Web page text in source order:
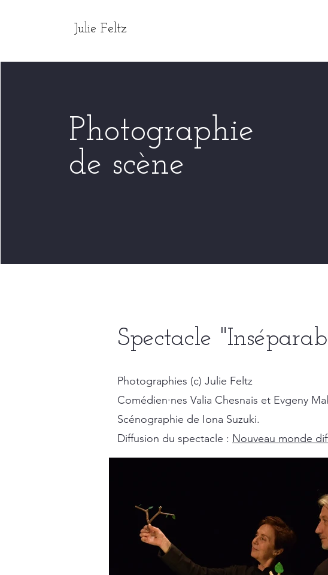
Julie Feltz
Photographie
de scène
Spectacle
Photographies (c) Julie Feltz
Comédien·nes Valia Chesnais et Evgeny
Scénographie de Iona Suzuki.
Diffusion du spectacle : Nouveau monde